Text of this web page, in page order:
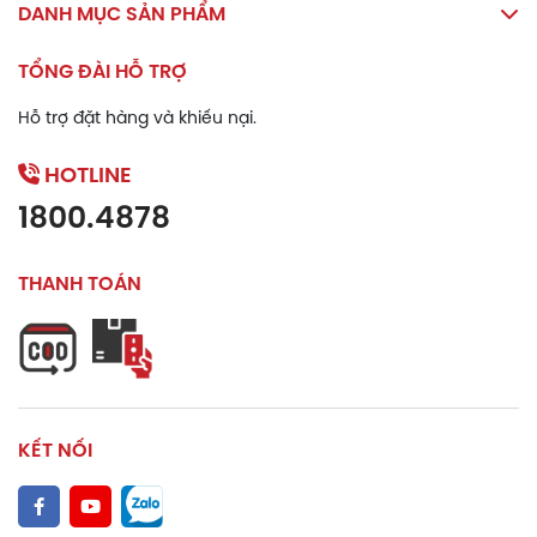
Lưu ý
phần nào của sản phẩm.
dụng thay thế thuốc chữa bệnh.
Đọc kỹ hướng dẫn sử dụng trước khi dùng.
Bảo quản
Bảo quản nơi khô ráo, thoáng mát, nhiệt độ không quá
30
o
C, tránh ánh sáng trực tiếp.
Để xa tầm tay trẻ em.
DANH MỤC SẢN PHẨM
TỔNG ĐÀI HỖ TRỢ
Hỗ trợ đặt hàng và khiếu nại.
HOTLINE
1800.4878
THANH TOÁN
KẾT NỐI